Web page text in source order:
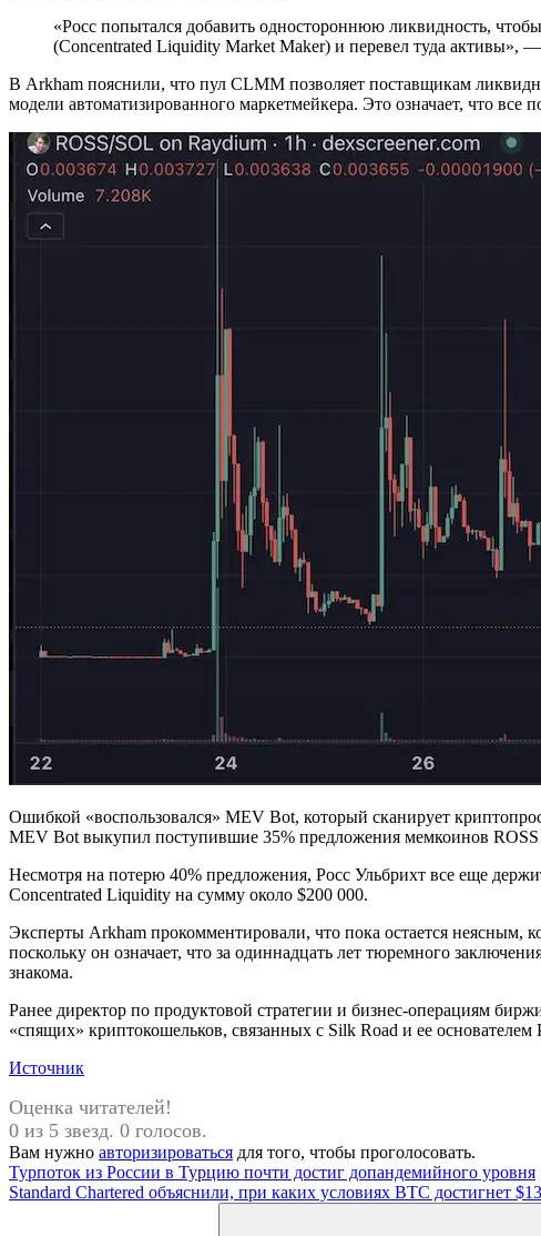
«Росс попытался добавить одностороннюю ликвидность,
(Concentrated Liquidity Market Maker) и перевел туда активы»,
В Arkham пояснили, что пул CLMM позволяет поставщикам
модели автоматизированного маркетмейкера. Это означает, что
Ошибкой «воспользовался» MEV Bot, который сканирует
MEV Bot выкупил поступившие 35% предложения мемкоинов ROSS
Несмотря на потерю 40% предложения, Росс Ульбрихт все еще
Concentrated Liquidity на сумму около $200 000.
Эксперты Arkham прокомментировали, что пока остается неясным,
поскольку он означает, что за одиннадцать лет тюремного
знакома.
Ранее директор по продуктовой стратегии и бизнес-операциям
«спящих» криптокошельков, связанных с Silk Road и ее основателем
Источник
Оценка читателей!
0 из 5 звезд. 0 голосов.
Вам нужно авторизироваться для того, чтобы проголосовать.
Навигация
по
Предыдущая
запись:
Турпоток из России в Турцию почти достиг допандемийного уровня
Следующая
Standard Chartered объяснили, при каких условиях BTC достигнет